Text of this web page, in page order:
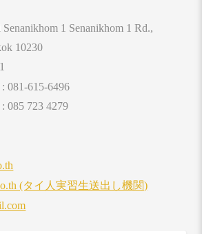
1 Senanikhom 1 Rd.,
10230
081-615-6496
085 723 4279
(タイ人実習生送出し機関)